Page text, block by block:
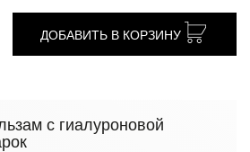
ДОБАВИТЬ В КОРЗИНУ
с гиалуроновой